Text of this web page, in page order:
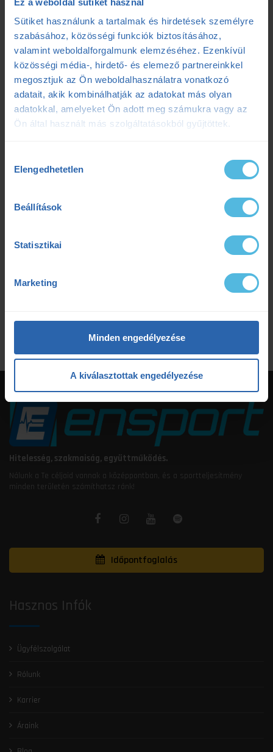
Sütiket használunk a tartalmak és hirdetések személyre
szabásához, közösségi funkciók biztosításához,
valamint weboldalforgalmunk elemzéséhez. Ezenkívül
közösségi média-, hirdető- és elemező partnereinkkel
megosztjuk az Ön weboldalhasználatra vonatkozó
adatait, akik kombinálhatják az adatokat más olyan
adatokkal, amelyeket Ön adott meg számukra vagy az
Ön által használt más szolgáltatásokból gyűjtöttek.
kiválasztása
Elengedhetetlen
Beállítások
Statisztikai
Marketing
Minden engedélyezése
A kiválasztottak engedélyezése
futóedzés futótechnika gazdaságosság
gyógytorna intervall kerékpár laktát
laktátmérés MLSS nutrium Prémium
Prémium edzéstervezés pulzus pályateszt
teljesítménydiagnosztika
tibi mondja
étrendtervezés
Hitelesség, szakmaiság, együttműködés.
Nálunk a Te céljaid vannak a középpontban, és a sportteljesítmény
minden területén számíthatsz ránk!
Időpontfoglalás
Hasznos Infók
Ügyfélszolgálat
Rólunk
Karrier
Áraink